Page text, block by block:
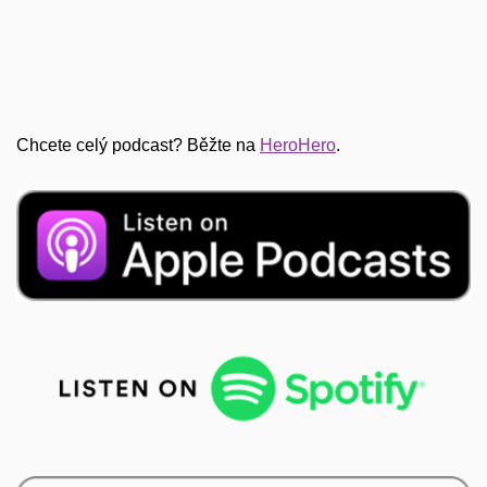
Chcete celý podcast? Běžte na ⁠HeroHero⁠.